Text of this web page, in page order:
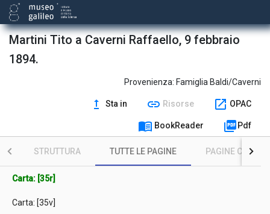
Martini Tito a Caverni Raffaello, 9 febbraio
1894.
Provenienza: Famiglia Baldi/Caverni
upgrade Sta in link Risorse open_in_new OPAC
menu_book BookReader picture_as_pdf Pdf
STRUTTURA TUTTE LE PAGINE PAGINE CON
Carta: [35r]
Carta: [35v]